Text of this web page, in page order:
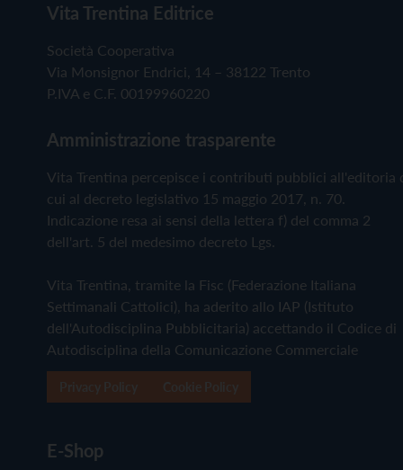
Vita Trentina Editrice
Società Cooperativa
Via Monsignor Endrici, 14 – 38122 Trento
P.IVA e C.F. 00199960220
Amministrazione trasparente
Vita Trentina percepisce i contributi pubblici all'editoria
cui al decreto legislativo 15 maggio 2017, n. 70.
Indicazione resa ai sensi della lettera f) del comma 2
dell'art. 5 del medesimo decreto Lgs.
Vita Trentina, tramite la Fisc (Federazione Italiana
Settimanali Cattolici), ha aderito allo IAP (Istituto
dell'Autodisciplina Pubblicitaria) accettando il Codice di
Autodisciplina della Comunicazione Commerciale
E-Shop